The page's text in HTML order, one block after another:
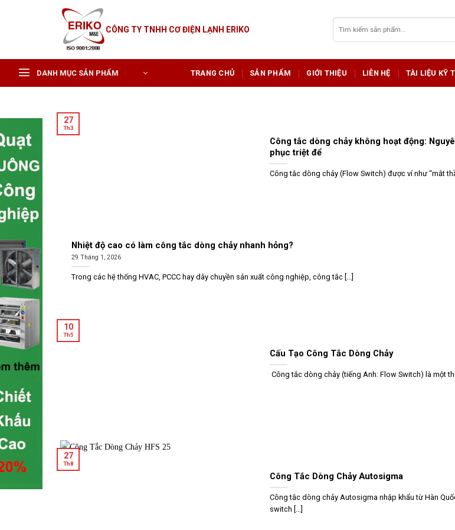
CÔNG TY TNHH CƠ ĐIỆN LẠNH ERIKO
kiếm:
DANH MỤC SẢN PHẨM TRANG CHỦ SẢN PHẨM GIỚI THIỆU LIÊN HỆ TÀI LIỆU KỸ
Công tắc dòng chảy không hoạt động:
phục triệt để
Công tắc dòng chảy (Flow Switch) được ví như “mắt
27
Th3
Nhiệt độ cao có làm công tắc dòng chảy nhanh hỏng?
29 Tháng 1, 2026
Trong các hệ thống HVAC, PCCC hay dây chuyền sản xuất công nghiệp, công tắc [...]
Cấu Tạo Công Tắc Dòng Chảy
Công tắc dòng chảy (tiếng Anh: Flow Switch) là một
10
Th5
Công Tắc Dòng Chảy Autosigma
Công tắc dòng chảy Autosigma nhập khẩu từ Hàn
switch [...]
27
Th8